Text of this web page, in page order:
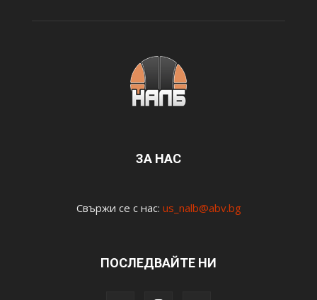
ЗА НАС
Свържи се с нас: us_nalb@abv.bg
ПОСЛЕДВАЙТЕ НИ